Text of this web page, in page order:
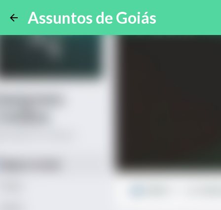
Assuntos de Goiás